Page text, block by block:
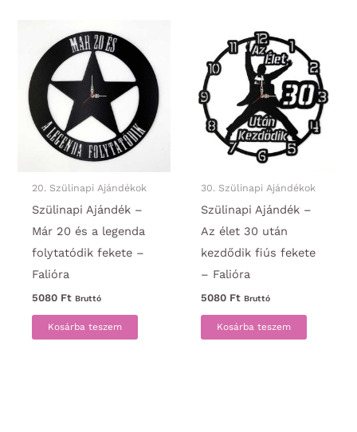
20. Szülinapi Ajándékok
Szülinapi Ajándék –
Már 20 és a legenda
folytatódik fekete –
Falióra
5080 Ft Bruttó
Kosárba teszem
30. Szülinapi Ajándékok
Szülinapi Ajándék –
Az élet 30 után
kezdődik fiús fekete
– Falióra
5080 Ft Bruttó
Kosárba teszem